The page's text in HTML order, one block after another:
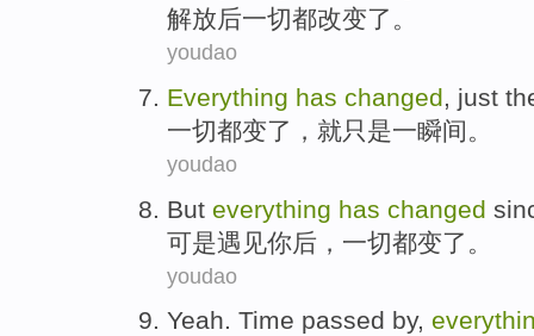
解放后一切都改变了 。
youdao
Everything has changed, just
一切都变了 ， 就只是一瞬间。
youdao
But everything has changed
可是遇见你后， 一切都变了 。
youdao
Yeah. Time passed by,